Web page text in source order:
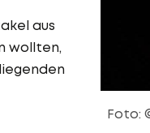
Foto:
aus
wollten,